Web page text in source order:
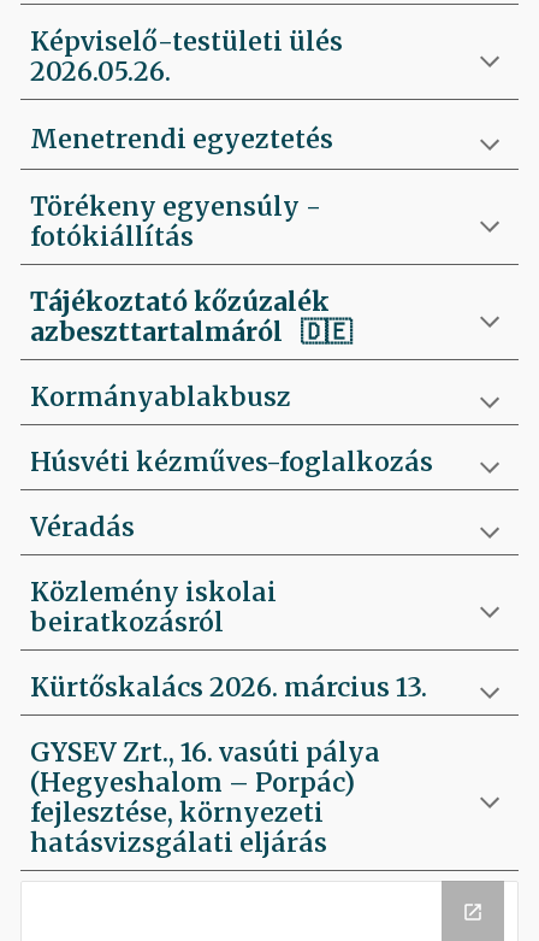
Képviselő-testületi ülés
2026.05.26.
Menetrendi egyeztetés
Törékeny egyensúly -
fotókiállítás
Tájékoztató kőzúzalék
azbeszttartalmáról 🇩🇪
Kormányablakbusz
Húsvéti kézműves-foglalkozás
Véradás
Közlemény iskolai
beiratkozásról
Kürtőskalács 2026. március 13.
GYSEV Zrt., 16. vasúti pálya
(Hegyeshalom – Porpác)
fejlesztése, környezeti
hatásvizsgálati eljárás